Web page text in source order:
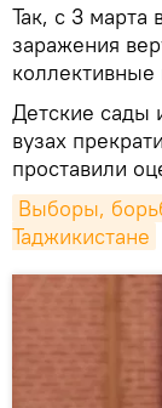
Так, с 3 марта
заражения
Детские сады
вузах
проставили
Выборы,
Таджикистане